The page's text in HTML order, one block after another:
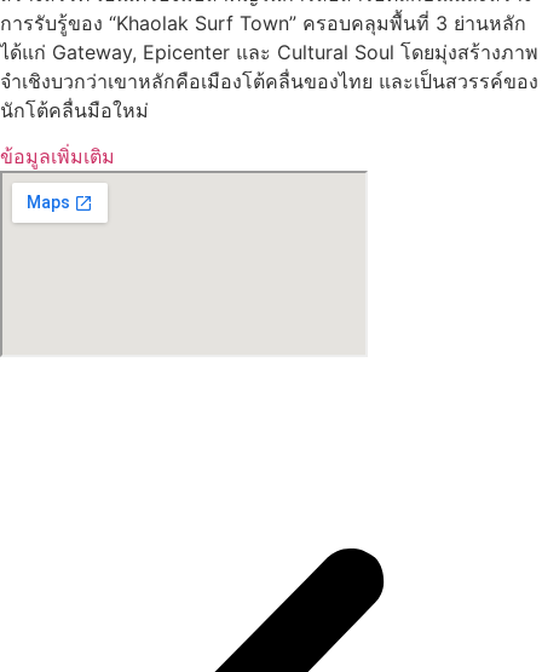
การรับรู้ของ “Khaolak Surf Town” ครอบคลุมพื้นที่ 3 ย่านหลัก
ได้แก่ Gateway, Epicenter และ Cultural Soul โดยมุ่งสร้างภาพ
จำเชิงบวกว่าเขาหลักคือเมืองโต้คลื่นของไทย และเป็นสวรรค์ของ
นักโต้คลื่นมือใหม่
ข้อมูลเพิ่มเติม